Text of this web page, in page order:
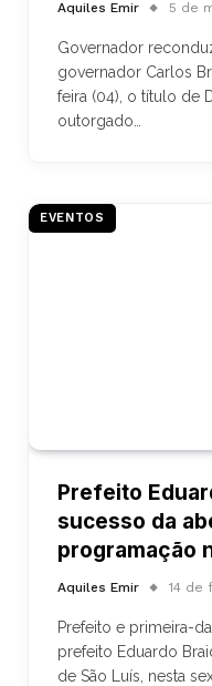
Aquiles Emir 5 de
Governador
governador Carlos
feira (04), o título de
outorgado…
EVENTOS
Prefeito
sucesso da
programação
Aquiles Emir 14 de
Prefeito e primeira-
prefeito Eduardo
de São Luís, nesta